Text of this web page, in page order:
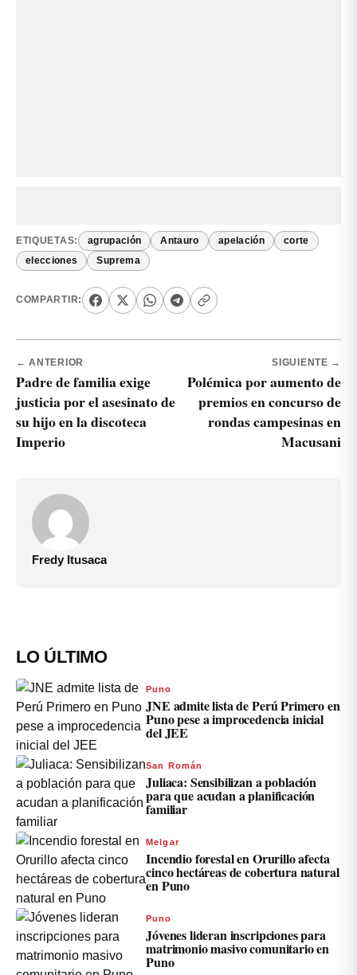
ETIQUETAS: agrupación Antauro apelación corte
elecciones Suprema
COMPARTIR:
← ANTERIOR
Padre de familia exige
justicia por el asesinato de
su hijo en la discoteca
Imperio
SIGUIENTE →
Polémica por aumento de
premios en concurso de
rondas campesinas en
Macusani
Fredy Itusaca
LO ÚLTIMO
Puno
JNE admite lista de Perú Primero en
Puno pese a improcedencia inicial
del JEE
San Román
Juliaca: Sensibilizan a población
para que acudan a planificación
familiar
Melgar
Incendio forestal en Orurillo afecta
cinco hectáreas de cobertura natural
en Puno
Puno
Jóvenes lideran inscripciones para
matrimonio masivo comunitario en
Puno